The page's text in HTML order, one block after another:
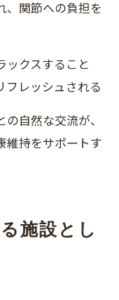
、関節への負担を
ックスすること
フレッシュされる
自然な交流が、
維持をサポートす
施設とし